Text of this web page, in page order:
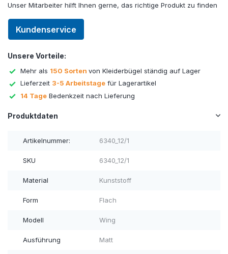
Unser Mitarbeiter hilft Ihnen gerne, das richtige Produkt zu finden
Kundenservice
Unsere Vorteile:
Mehr als 150 Sorten von Kleiderbügel ständig auf Lager
Lieferzeit 3-5 Arbeitstage für Lagerartikel
14 Tage Bedenkzeit nach Lieferung
Produktdaten
Artikelnummer: 6340_12/1
SKU 6340_12/1
Material Kunststoff
Form Flach
Modell Wing
Ausführung Matt